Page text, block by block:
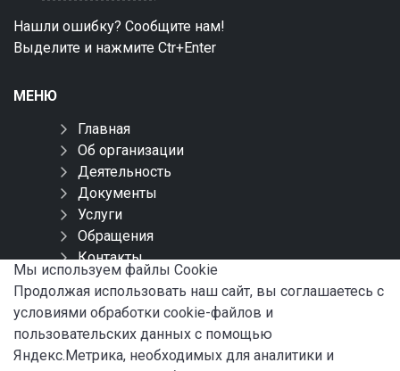
Нашли ошибку? Сообщите нам!
Выделите и нажмите Ctr+Enter
МЕНЮ
Главная
Об организации
Деятельность
Документы
Услуги
Обращения
Контакты
Карта сайта
СОЦИАЛЬНЫЕ СЕТИ
Мы используем файлы Сookie
Продолжая использовать наш сайт, вы соглашаетесь с
условиями обработки cookie-файлов и
пользовательских данных с помощью
Яндекс.Метрика, необходимых для аналитики и